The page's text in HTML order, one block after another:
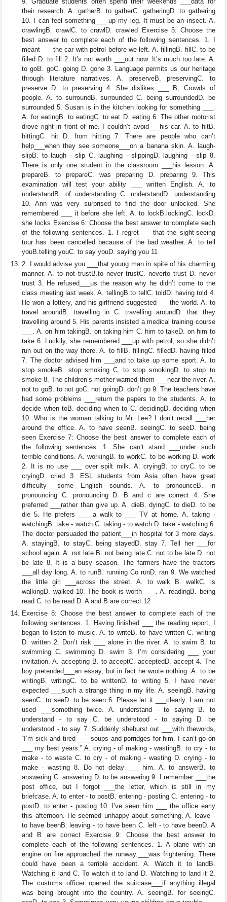
their research. A. gatherB. to gatherC. gatheringD. to gathering
10. I can feel something___ up my leg. It must be an insect. A.
crawlingB. crawlC. to crawlD. crawled Exercise 5: Choose the
best answer to complete each of the following sentences. 1. I
meant ___the car with petrol before we left. A. fillingB. fillC. to be
filled D. to fill 2. It’s not worth ___out now. It’s much too late. A.
to goB. goC. going D. gone 3. Language permits us our heritage
through literature narratives. A. preserveB. preservingC. to
preserve D. to preserving 4. She dislikes ___ B, Crowds of
people. A. to surroundB. surrounded C. being surroundedD. be
surrounded 5. Susan is in the kitchen looking for something ___.
A. for eatingB. to eatingC. to eat D. eating 6. The other motorist
drove right in front of me. I couldn’t avoid___his car. A. to hitB.
hittingC. hit D. from hitting 7. There are people who can’t
help___when they see someone___on a banana skin. A. laugh-
slipB. to laugh - slip C. laughing - slippingD. laughing - slip 8.
There is only one student in the classroom ___his lesson. A.
prepareB. to prepareC. was preparing D. preparing 9. This
examination will test your ability ___ written English. A. to
understandB. of understanding C. understandD. understanding
10. Ann was very surprised to find the door unlocked. She
remembered ___ it before she left. A. to lockB.lockingC. lockD.
she locks Exercise 6: Choose the best answer to complete each
of the following sentences. 1. I regret ___that the sight-seeing
tour has been cancelled because of the bad weather. A. to tell
youB.telling youC. to say youD. saying you 11
2. I would advise you ___that young man in spite of his charming
manner. A. to not trustB.to never trustC. neverto trust D. never
trust 3. He refused___us the reason why he didn’t come to the
class meeting last week. A. tellingB.to tellC. toldD. having told 4.
He won a lottery, and his girlfriend suggested ___the world. A. to
travel aroundB. travelling in C. travelling aroundD. that they
travelling around 5. His parents insisted a medical training course
___. A. on him takingB. on taking him C. him to takeD. on him to
take 6. Luckily, she remembered ___up with petrol, so she didn’t
run out on the way there. A. to fillB. fillingC. filledD. having filled
7. The doctor advised him ___and to take up some sport. A. to
stop smokeB. stop smoking C. to stop smokingD. to stop to
smoke 8. The children’s mother warned them ___near the river. A.
not to goB. to not goC. not goingD. don’t go 9. The teachers have
had some problems ___return the papers to the students. A. to
decide when toB. deciding when to C. decidingD. deciding when
10. Who is the woman talking to Mr. Lee? I don’t recall ___her
around the office. A. to have seenB. seeingC. to seeD. being
seen Exercise 7: Choose the best answer to complete each of
the following sentences. 1. She can’t stand ___under such
terrible conditions. A. workingB. to workC. to be working D. work
2. It is no use ___ over spilt milk. A. cryingB. to cryC. to be
cryingD. cried 3. ESL students from Asia often have great
difficulty___some English sounds. A. to pronounceB. in
pronouncing C. pronouncing D. B and c are correct 4. She
preferred ___rather than give up. A. dieB. dyingC. to dieD. to be
die 5. He prefers ___ a walk to ___ TV at home. A. taking -
watchingB. take - watch C. taking - to watch D. take - watching 6.
The doctor persuaded the patient___in hospital for 3 more days.
A. stayingB. to stayC. being stayedD. stay 7. Tell her ___for
school again. A. not late B. not being late C. not to be late D. not
be late 8. It is a busy season. The farmers have the tractors
___all day long. A. to runB. running Co runD. ran 9. We watched
the little girl ___across the street. A. to walk B. walkC. is
walkingD. walked 10. The book is worth ___. A. readingB. being
read C. to be read D. A and B are correct 12
Exercise 8: Choose the best answer to complete each of the
following sentences. 1. Having finished ___ the reading report, I
began to listen to music. A. to writeB. to have written C. writing
D. written 2. Don’t risk ___ alone in the river. A. to swim B. to
swimming C. swimming D. swim 3. I’m considering ___ your
invitation. A. accepting B. to acceptC. acceptedD. accept 4. The
boy pretended___an essay, but in fact he wrote nothing. A. to be
writingB. writingC. to be writtenD. to writing 5. I have never
expected ___such a strange thing in my life. A. seeingB. having
seenC. to seeD. to be seen 6. Please let it ___clearly. I am not
used ___something twice. A. understand - to saying B. to
understand - to say C. be understood - to saying D. be
understood - to say 7. Suddenly sheburst out ___with thewords,
“I’m sick and tired ___ soups and porridges for him. I can’t go on
___ my best years.” A. crying - of making - wastingB. to cry - to
make - to waste C. to cry - of making - wasting D. crying - to
make - wasting 8. Do not delay ___ him. A. to answerB. to
answering C. answering D. to be answering 9. I remember ___the
post office, but I forgot ___the letter, which is still in my
briefcase. A. to enter - to postB. entering - posting C. entering - to
postD. to enter - posting 10. I’ve seen him ___ the office early
this afternoon. He seemed unhappy about something. A. leave -
to have beenB. leaving - to have been C. left - to have beenD. A
and B are correct Exercise 9: Choose the best answer to
complete each of the following sentences. 1. A plane with an
engine on fire approached the runway.___was frightening. There
could have been a terrible accident. A. Watch it to landB.
Watching it land C. To watch it to land D. Watching to land it 2.
The customs officer opened the suitcase___if anything illegal
was being brought into the country. A. seeingB. for seeingC.